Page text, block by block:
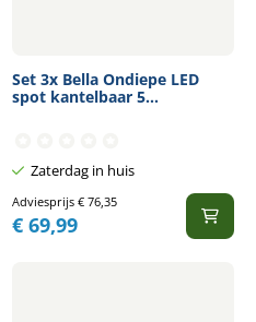
Set 3x Bella Ondiepe LED
spot kantelbaar 5...
Zaterdag in huis
Adviesprijs €76,35
€69,99